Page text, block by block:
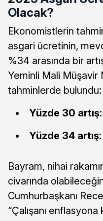
Olacak?
Ekonomistlerin
asgari ücretinin,
%34 arasında bir
Yeminli Mali Müşavir
tahminlerde bulundu:
Yüzde 30 artış:
Yüzde 34 artış:
Bayram, nihai
civarında
Cumhurbaşkanı
“Çalışanı